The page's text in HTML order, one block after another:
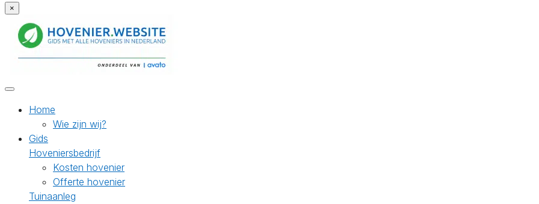
×
Home
Wie zijn wij?
Gids
Hoveniersbedrijf
Kosten hovenier
Offerte hovenier
Tuinaanleg